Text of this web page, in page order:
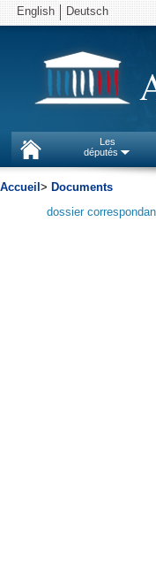
English Deutsch
Les
députés
Accueil > Documents
dossier